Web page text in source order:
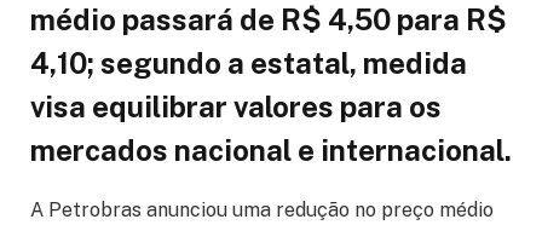
médio passará de R$ 4,50 para R$
4,10; segundo a estatal, medida
visa equilibrar valores para os
mercados nacional e internacional.
A Petrobras anunciou uma redução no preço médio